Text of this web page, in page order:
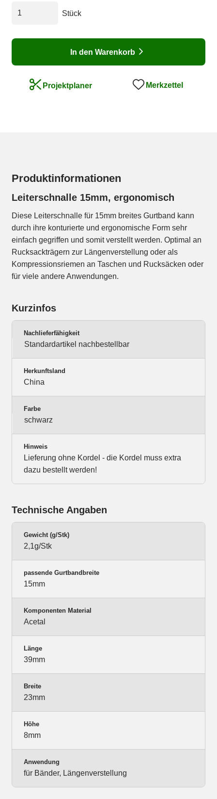
Stück
In den Warenkorb
Projektplaner Merkzettel
Produktinformationen
Leiterschnalle 15mm, ergonomisch
Diese Leiterschnalle für 15mm breites Gurtband kann
durch ihre konturierte und ergonomische Form sehr
einfach gegriffen und somit verstellt werden. Optimal an
Rucksackträgern zur Längenverstellung oder als
Kompressionsriemen an Taschen und Rucksäcken oder
für viele andere Anwendungen.
Kurzinfos
Nachlieferfähigkeit
Standardartikel nachbestellbar
Herkunftsland
China
Farbe
schwarz
Hinweis
Lieferung ohne Kordel - die Kordel muss extra
dazu bestellt werden!
Technische Angaben
Gewicht (g/Stk)
2,1g/Stk
passende Gurtbandbreite
15mm
Komponenten Material
Acetal
Länge
39mm
Breite
23mm
Höhe
8mm
Anwendung
für Bänder, Längenverstellung